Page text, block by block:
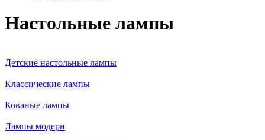
Настольные лампы
Детские настольные лампы
Классические лампы
Кованые лампы
Лампы модерн